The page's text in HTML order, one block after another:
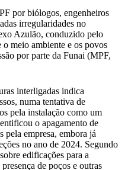
por biólogos, engenheiros
irregularidades no
Azulão, conduzido pelo
meio ambiente e os povos
por parte da Funai (MPF,
interligadas indica
numa tentativa de
pela instalação como um
o apagamento de
pela empresa, embora já
no ano de 2024. Segundo
edificações para a
de poços e outras